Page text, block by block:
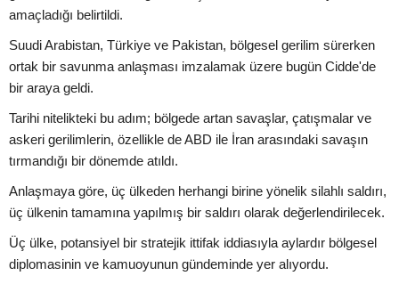
amaçladığı belirtildi.
Suudi Arabistan, Türkiye ve Pakistan, bölgesel gerilim sürerken
ortak bir savunma anlaşması imzalamak üzere bugün Cidde'de
bir araya geldi.
Tarihi nitelikteki bu adım; bölgede artan savaşlar, çatışmalar ve
askeri gerilimlerin, özellikle de ABD ile İran arasındaki savaşın
tırmandığı bir dönemde atıldı.
Anlaşmaya göre, üç ülkeden herhangi birine yönelik silahlı saldırı,
üç ülkenin tamamına yapılmış bir saldırı olarak değerlendirilecek.
Üç ülke, potansiyel bir stratejik ittifak iddiasıyla aylardır bölgesel
diplomasinin ve kamuoyunun gündeminde yer alıyordu.